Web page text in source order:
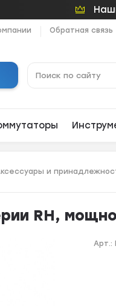
Обратная связь
и
RH,
Арт.: